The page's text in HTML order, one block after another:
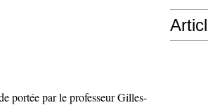
portée par le professeur Gilles-